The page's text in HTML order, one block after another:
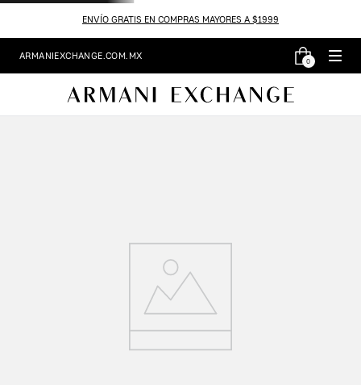
ENVÍO GRATIS EN COMPRAS MAYORES A $1999
ARMANIEXCHANGE.COM.MX 0